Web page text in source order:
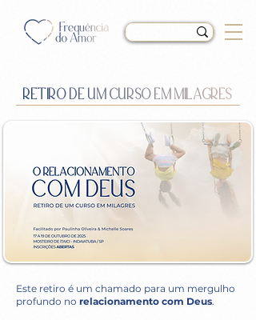
RETIRO DE UM CURSO EM MILAGRES
Este retiro é um chamado para um mergulho
profundo no relacionamento com Deus.